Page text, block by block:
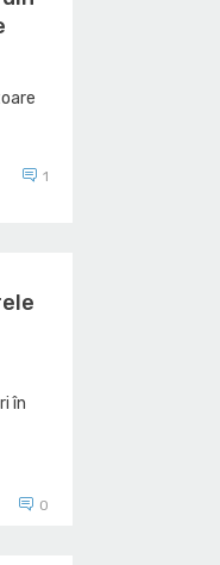
1
în
0